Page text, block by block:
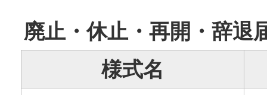
廃止・休止・再開・辞退
様式名